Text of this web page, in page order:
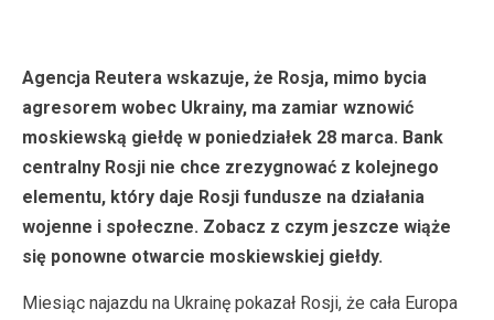
Agencja Reutera wskazuje, że Rosja, mimo bycia
agresorem wobec Ukrainy, ma zamiar wznowić
moskiewską giełdę w poniedziałek 28 marca. Bank
centralny Rosji nie chce zrezygnować z kolejnego
elementu, który daje Rosji fundusze na działania
wojenne i społeczne. Zobacz z czym jeszcze wiąże
się ponowne otwarcie moskiewskiej giełdy.
Miesiąc najazdu na Ukrainę pokazał Rosji, że cała Europa